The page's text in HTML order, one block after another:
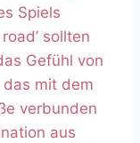
Spiels
sollten
Gefühl von
das mit dem
verbunden
aus